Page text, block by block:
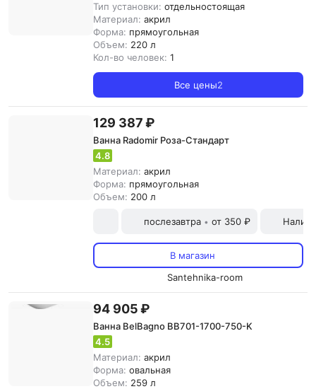
Тип установки: отдельностоящая
Материал: акрил
Форма: прямоугольная
Объем: 220 л
Кол-во человек: 1
Все цены2
129 387 ₽
Ванна Radomir Роза-Стандарт
4.8
Материал: акрил
Форма: прямоугольная
Объем: 200 л
послезавтра • от 350 ₽
В магазин
Santehnika-room
94 905 ₽
Ванна BelBagno BB701-1700-750-K
4.5
Материал: акрил
Форма: овальная
Объем: 259 л